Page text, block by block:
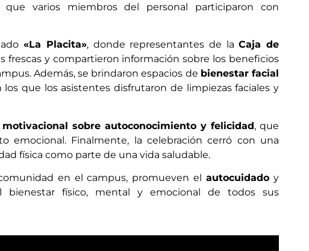
varios miembros del personal participaron con
«La Placita», donde representantes de laCaja de
frescas y compartieron información sobre los beneficios
Además, se brindaron espacios de bienestar facial
los que los asistentes disfrutaron de limpiezas faciales y
sobre autoconocimiento y felicidad, que
emocional. Finalmente, la celebración cerró con una
física como parte de una vida saludable.
en el campus, promueven elautocuidado y
bienestar físico, mental y emocional de todos sus